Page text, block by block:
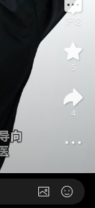
评论
5
4